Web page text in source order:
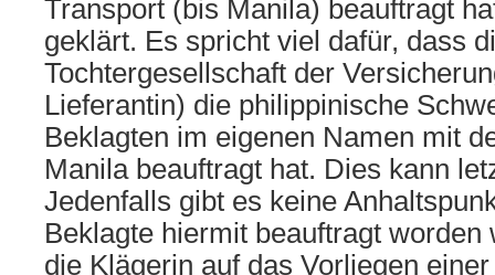
Transport (bis Manila) beauftragt
geklärt. Es spricht viel dafür, dass
Tochtergesellschaft der
Lieferantin) die philippinische
Beklagten im eigenen Namen mit
Manila beauftragt hat. Dies kann
Jedenfalls gibt es keine
Beklagte hiermit beauftragt worden
die Klägerin auf das Vorliegen einer